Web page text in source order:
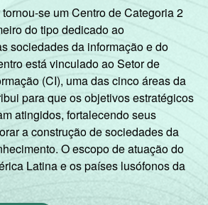
se um Centro de Categoria 2
do tipo dedicado ao
sociedades da informação e do
está vinculado ao Setor de
(CI), uma das cinco áreas da
para que os objetivos estratégicos
atingidos, fortalecendo seus
a construção de sociedades da
O escopo de atuação do
Latina e os países lusófonos da